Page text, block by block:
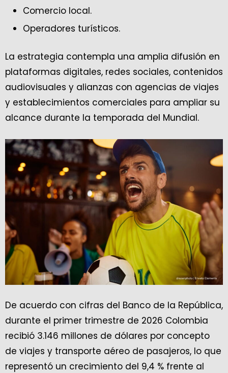
Comercio local.
Operadores turísticos.
La estrategia contempla una amplia difusión en
plataformas digitales, redes sociales, contenidos
audiovisuales y alianzas con agencias de viajes
y establecimientos comerciales para ampliar su
alcance durante la temporada del Mundial.
De acuerdo con cifras del Banco de la República,
durante el primer trimestre de 2026 Colombia
recibió 3.146 millones de dólares por concepto
de viajes y transporte aéreo de pasajeros, lo que
representó un crecimiento del 9,4 % frente al